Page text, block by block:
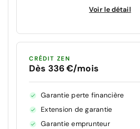
Voir le détail
CRÉDIT ZEN
Dès 336 €/mois
Garantie perte financière
Extension de garantie
Garantie emprunteur